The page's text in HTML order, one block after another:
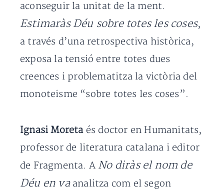
aconseguir la unitat de la ment.
Estimaràs Déu sobre totes les coses,
a través d’una retrospectiva històrica,
exposa la tensió entre totes dues
creences i problematitza la victòria del
monoteisme “sobre totes les coses”.
Ignasi Moretaés doctor en Humanitats,
professor de literatura catalana i editor
de Fragmenta. A No diràs el nom de
Déu en vaanalitza com el segon